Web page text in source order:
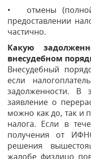
• отмены
предоставлении
частично.
Какую
внесудебном
Внесудебный
если
задолженности. В
заявление о
можно как до, так и
налога. Если в
получения от
решения
жалобе физлицо